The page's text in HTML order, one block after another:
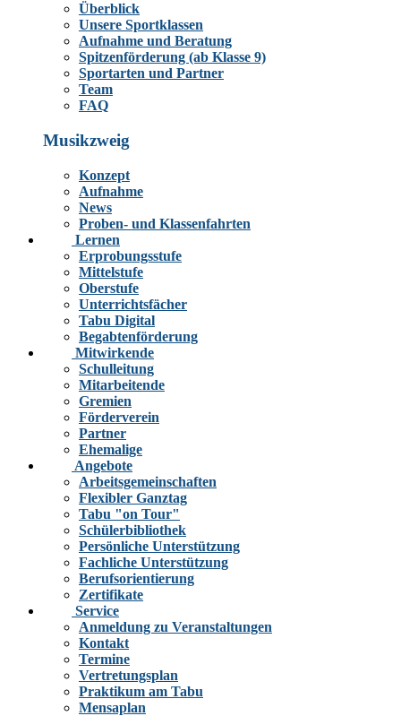
Überblick
Unsere Sportklassen
Aufnahme und Beratung
Spitzenförderung (ab Klasse 9)
Sportarten und Partner
Team
FAQ
Musikzweig
Konzept
Aufnahme
News
Proben- und Klassenfahrten
Lernen
Erprobungsstufe
Mittelstufe
Oberstufe
Unterrichtsfächer
Tabu Digital
Begabtenförderung
Mitwirkende
Schulleitung
Mitarbeitende
Gremien
Förderverein
Partner
Ehemalige
Angebote
Arbeitsgemeinschaften
Flexibler Ganztag
Tabu "on Tour"
Schülerbibliothek
Persönliche Unterstützung
Fachliche Unterstützung
Berufsorientierung
Zertifikate
Service
Anmeldung zu Veranstaltungen
Kontakt
Termine
Vertretungsplan
Praktikum am Tabu
Mensaplan